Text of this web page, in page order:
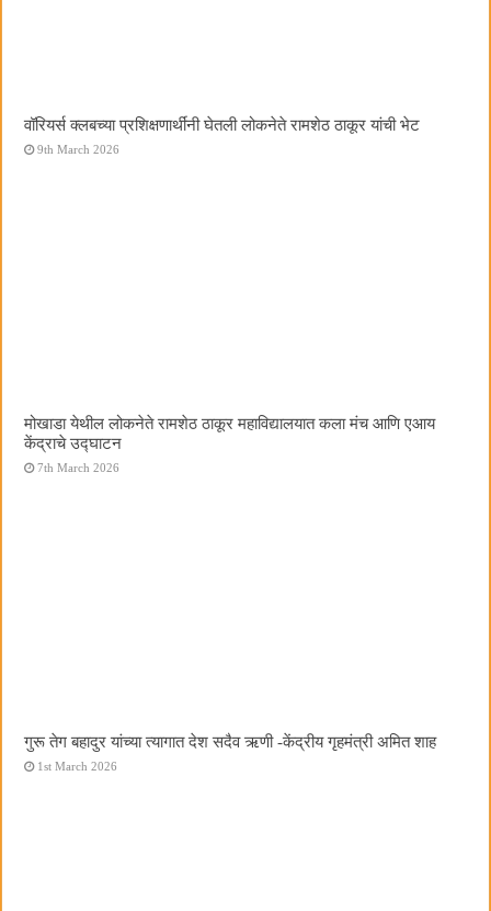
वॉरियर्स क्लबच्या प्रशिक्षणार्थींनी घेतली लोकनेते रामशेठ ठाकूर यांची भेट
9th March 2026
मोखाडा येथील लोकनेते रामशेठ ठाकूर महाविद्यालयात कला मंच आणि एआय
केंद्राचे उद्घाटन
7th March 2026
गुरू तेग बहादुर यांच्या त्यागात देश सदैव ऋणी -केंद्रीय गृहमंत्री अमित शाह
1st March 2026